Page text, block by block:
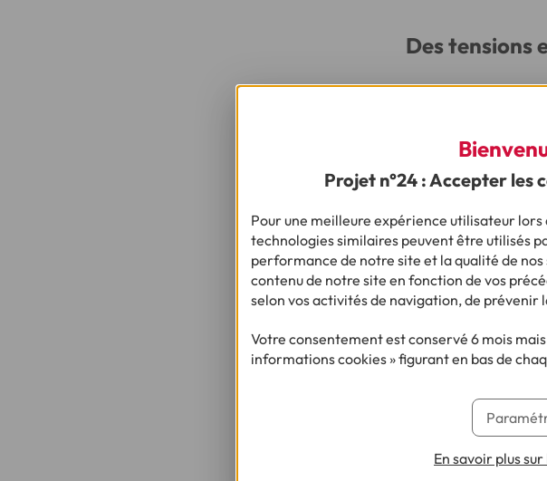
Des
Problème : pour près de 8
Projet n°24 : Accepter les
Pour une meilleure expérience utilisateur
technologies similaires peuvent être utilisés
performance de notre site et la qualité de nos
contenu de notre site en fonction de vos
selon vos activités de navigation, de prévenir
Votre consentement est conservé 6 mois
informations cookies » figurant en bas de
En savoir plus